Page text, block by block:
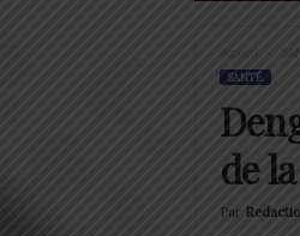
Accueil
SANTÉ
de
Par